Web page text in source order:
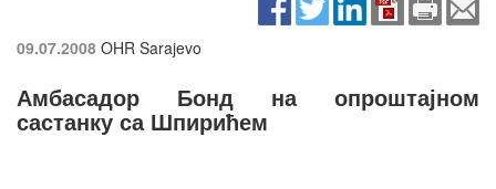
09.07.2008 OHR Sarajevo
Амбасадор Бонд на опроштајном
састанку са Шпирићем